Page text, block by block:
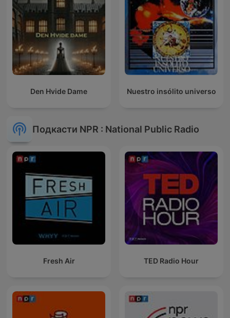
Den Hvide Dame Nuestro insólito universo
Подкасти NPR : National Public Radio
Fresh Air TED Radio Hour